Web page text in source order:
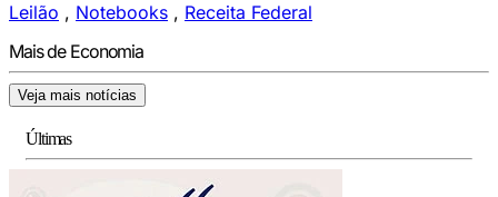
Leilão , Notebooks , Receita Federal
Mais de Economia
Veja mais notícias
Últimas